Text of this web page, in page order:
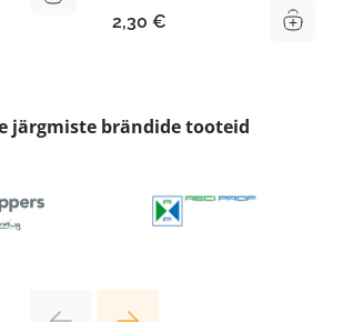
2,30 €
järgmiste brändide tooteid